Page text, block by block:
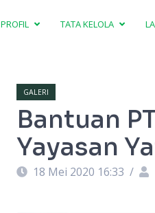
PROFIL TATA KELOLA
GALERI
Bantuan
Yayasan
18 Mei 2020 16:33 /